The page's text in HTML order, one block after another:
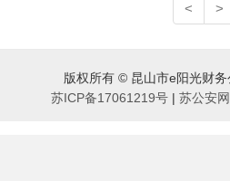
< >
版权所有 © 昆山市e阳光财务
苏ICP备17061219号| 苏公安